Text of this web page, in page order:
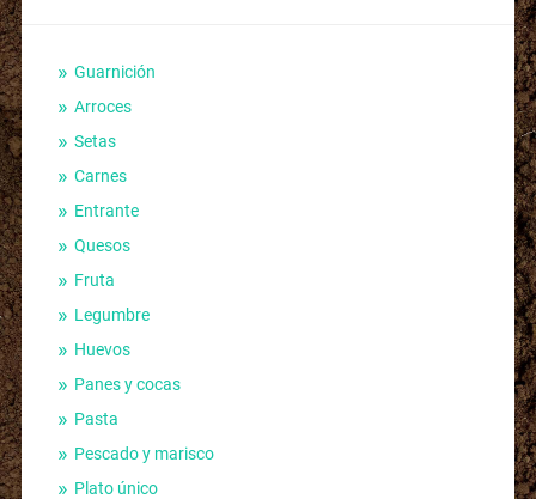
Guarnición
Arroces
Setas
Carnes
Entrante
Quesos
Fruta
Legumbre
Huevos
Panes y cocas
Pasta
Pescado y marisco
Plato único